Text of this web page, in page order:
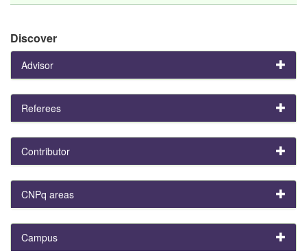
Discover
Advisor
Referees
Contributor
CNPq areas
Campus